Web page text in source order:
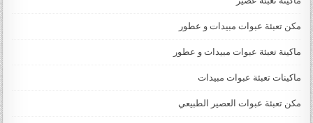
مكن تعبئة عبوات مبيدات و عطور
ماكينة تعبئة عبوات مبيدات و عطور
ماكينات تعبئة عبوات مبيدات
مكن تعبئة عبوات العصير الطبيعي